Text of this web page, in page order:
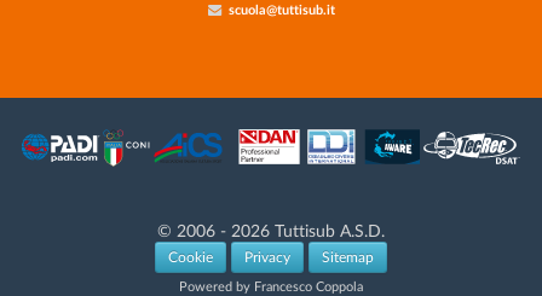
scuola@tuttisub.it
© 2006 - 2026 Tuttisub A.S.D.
Cookie Privacy Sitemap
Powered by Francesco Coppola